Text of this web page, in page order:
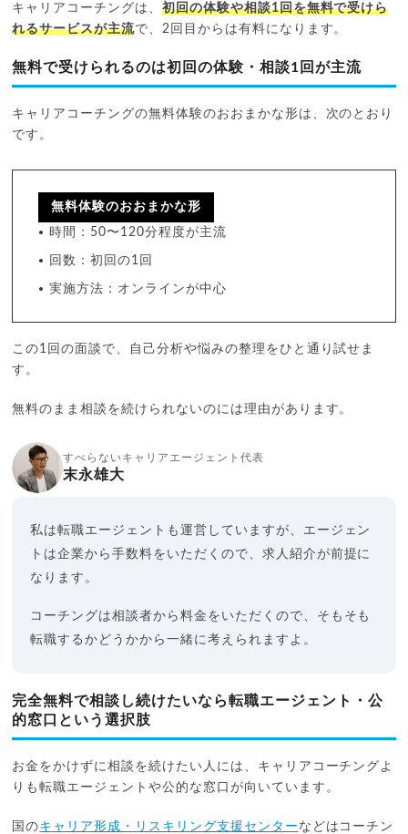
キャリアコーチングは、 初回の体験や相談1回を無料で受けら
れるサービスが主流で、2回目からは有料になります。
無料で受けられるのは初回の体験・相談1回が主流
キャリアコーチングの無料体験のおおまかな形は、次のとおり
です。
無料体験のおおまかな形
時間：50〜120分程度が主流
回数：初回の1回
実施方法：オンラインが中心
この1回の面談で、自己分析や悩みの整理をひと通り試せま
す。
無料のまま相談を続けられないのには理由があります。
すべらないキャリアエージェント代表
末永雄大
私は転職エージェントも運営していますが、エージェン
トは企業から手数料をいただくので、求人紹介が前提に
なります。
コーチングは相談者から料金をいただくので、そもそも
転職するかどうかから一緒に考えられますよ。
完全無料で相談し続けたいなら転職エージェント・公
的窓口という選択肢
お金をかけずに相談を続けたい人には、キャリアコーチングよ
りも転職エージェントや公的な窓口が向いています。
国のキャリア形成・リスキリング支援センター などはコーチン